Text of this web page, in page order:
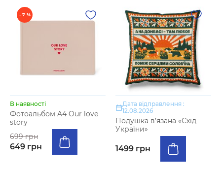
- 7 %
В наявності
Фотоальбом A4 Our love
story
699 грн
649 грн
Дата відправлення :
12.08.2026
Подушка в’язана «Схід
України»
1499 грн